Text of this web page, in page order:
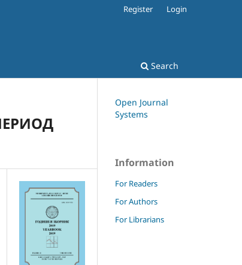
Search
Register Login
Open Journal
Systems
Information
For Readers
For Authors
For Librarians